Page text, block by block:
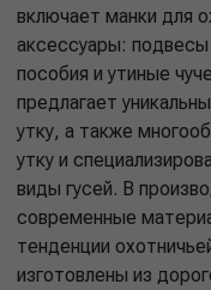
включает манки для
аксессуары:
пособия и утиные
предлагает
утку, а также
утку и
виды гусей. В
современные
тенденции
изготовлены из